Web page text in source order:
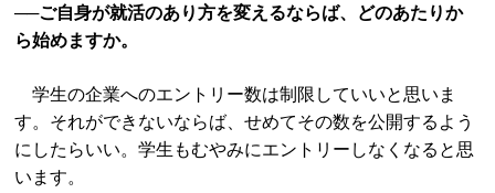
──ご自身が就活のあり方を変えるならば、どのあたりか
ら始めますか。
学生の企業へのエントリー数は制限していいと思いま
す。それができないならば、せめてその数を公開するよう
にしたらいい。学生もむやみにエントリーしなくなると思
います。